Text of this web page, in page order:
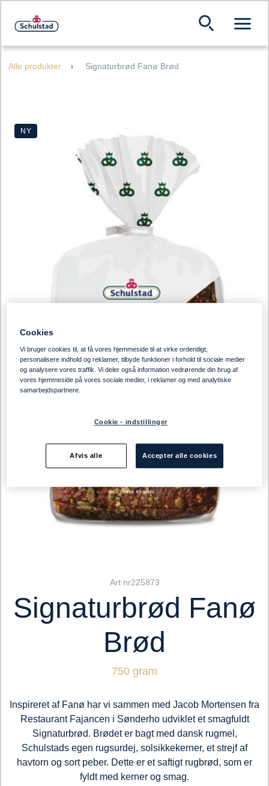
Alle produkter Signaturbrød Fanø Brød
Art nr225873
Signaturbrød Fanø
Brød
750 gram
Inspireret af Fanø har vi sammen med Jacob Mortensen fra
Restaurant Fajancen i Sønderho udviklet et smagfuldt
Signaturbrød. Brødet er bagt med dansk rugmel,
Schulstads egen rugsurdej, solsikkekerner, et strejf af
havtorn og sort peber. Dette er et saftigt rugbrød, som er
fyldt med kerner og smag.
NY
Cookies
Vi bruger cookies til, at få vores hjemmeside til at virke ordentligt,
personalisere indhold og reklamer, tilbyde funktioner i forhold til sociale medier
og analysere vores traffik. Vi deler også information vedrørende din brug af
vores hjemmeside på vores sociale medier, i reklamer og med analytiske
samarbejdspartnere.
Cookie - indstillinger
Afvis alle Accepter alle cookies